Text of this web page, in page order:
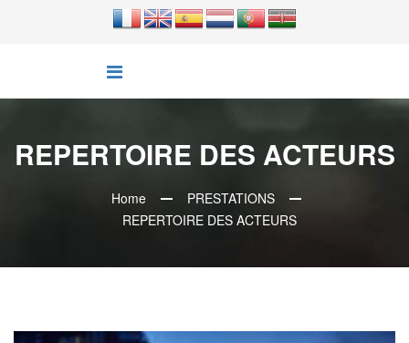
REPERTOIRE DES ACTEURS
Home
PRESTATIONS
REPERTOIRE DES ACTEURS